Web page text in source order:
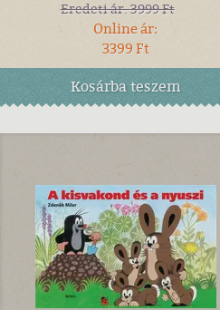
Eredeti ár:3999 Ft
Online ár:
3399 Ft
Kosárbateszem